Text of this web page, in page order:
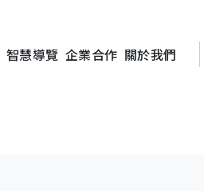
智慧導覽 企業合作 關於我們